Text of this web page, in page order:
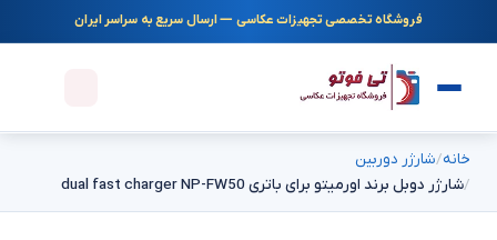
فروشگاه تخصصی تجهیزات عکاسی — ارسال سریع به سراسر ایران
خانه شارژر دوربین
شارژر دوبل برند اورمیتو برای باتری dual fast charger NP-FW50